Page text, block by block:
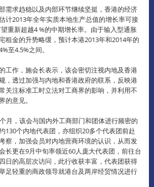
需求趋稳以及内部环节继续坚挺，香港的经济
计2013年全年实质本地生产总值的增长率可接
重新超越4 %的中期增长率。 由于输入型通胀
租金的升势略缓，预计本港2013年和2014年的
至4.5%之间。
工作，施会长表示，该会密切注视内地及香港
，透过加强与内地和香港政府的联系，反映港
关注标准工时立法对工商界的影响，并利用不
的意见。
月，该会与国内外工商部门和团体进行频密的
130个内地代表团，亦组织20多个代表团前赴
察，加强会员对内地营商环境的认识，从而发
长更在9月中旬率领近60人庞大代表团，前往台
日的高层次访问，此行收获丰富，代表团获得
足轻重的商政领导就港台及两岸经贸情况进行